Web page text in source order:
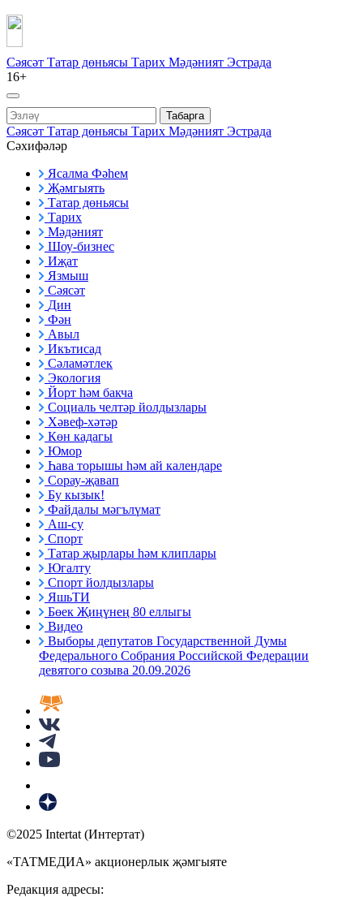
Сәясәт Татар дөньясы Тарих Мәдәният Эстрада
16+
Табарга
Сәясәт Татар дөньясы Тарих Мәдәният Эстрада
Сәхифәләр
Ясалма Фәһем
Җәмгыять
Татар дөньясы
Тарих
Мәдәният
Шоу-бизнес
Иҗат
Язмыш
Сәясәт
Дин
Фән
Авыл
Икътисад
Сәламәтлек
Экология
Йорт һәм бакча
Социаль челтәр йолдызлары
Хәвеф-хәтәр
Көн кадагы
Юмор
Һава торышы һәм ай календаре
Сорау-җавап
Бу кызык!
Файдалы мәгълүмат
Аш-су
Спорт
Татар җырлары һәм клиплары
Югалту
Спорт йолдызлары
ЯшьТИ
Бөек Җиңүнең 80 еллыгы
Видео
Выборы депутатов Государственной Думы
Федерального Собрания Российской Федерации
девятого созыва 20.09.2026
©2025 Intertat (Интертат)
«ТАТМЕДИА» акционерлык җәмгыяте
Редакция адресы: